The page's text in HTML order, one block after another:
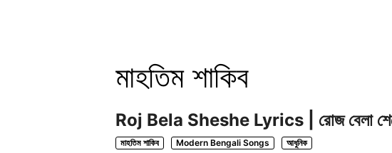
মাহতিম শাকিব
Roj Bela Sheshe Lyrics | রোজ বেলা
মাহতিম শাকিব Modern Bengali Songs আধুনিক